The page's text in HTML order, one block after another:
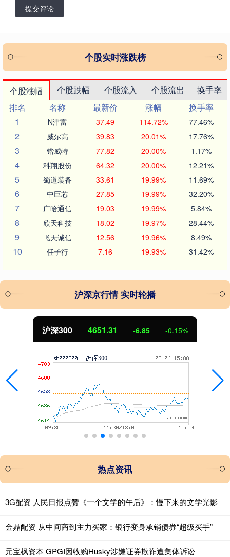
提交评论
个股实时涨跌榜
个股涨幅 个股跌幅 个股流入 个股流出
换手率
排名
名称 最新价 涨幅
换手率
1
N津富 37.49 114.72% 77.46%
2 威尔高 39.83 20.01% 17.76%
3 锴威特 77.82 20.00% 1.17%
4 科翔股份 64.32 20.00% 12.21%
5 蜀道装备 33.61 19.99% 11.69%
6 中巨芯 27.85 19.99% 32.20%
7 广哈通信 19.03 19.99% 5.84%
8 欣天科技 18.02 19.97% 28.44%
9 飞天诚信 12.56 19.96% 8.49%
10 任子行 7.16 19.93% 31.42%
沪深京行情 实时轮播
北证50 1122.88 0.30%
热点资讯
3G配资 人民日报点赞《一个文学的午后》：慢下来的文学光影
金鼎配资 从中间商到主力买家：银行变身承销债券“超级买手”
元宝枫资本 GPGI因收购Husky涉嫌证券欺诈遭集体诉讼